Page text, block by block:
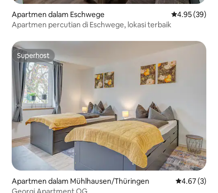
Apartmen dalam Eschwege Penarafan
4.95 (39)
Apartmen percutian di Eschwege, lokasi terbaik
Superhost
Superhost
Apartmen dalam Mühlhausen/Thüringen Penarafan
4.67 (3)